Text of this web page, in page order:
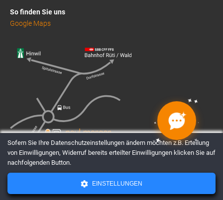
So finden Sie uns
Google Maps
AGBsDatenschutzImpressum
✦
✦ ✦
✦
✦
Sofern Sie Ihre Datenschutzeinstellungen ändern möchten z.B. Erteilung
von Einwilligungen, Widerruf bereits erteilter Einwilligungen klicken Sie auf
nachfolgenden Button.
EINSTELLUNGEN